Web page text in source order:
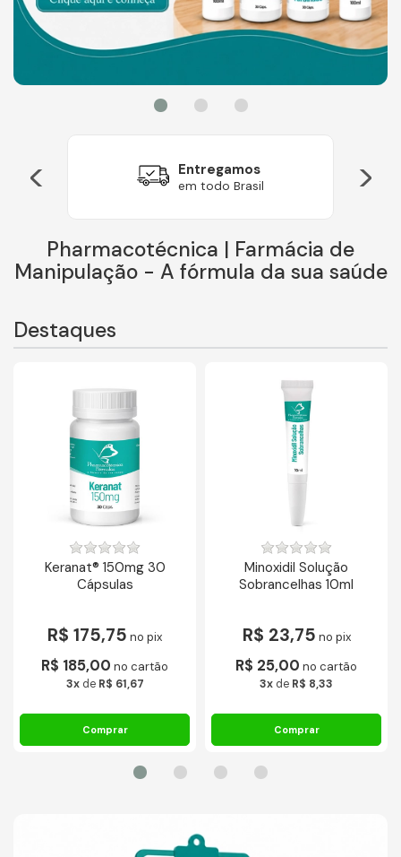
Entregamos
em todo Brasil
< >
Pharmacotécnica | Farmácia de
Manipulação - A fórmula da sua saúde
Destaques
Keranat® 150mg 30
Cápsulas
R$ 175,75 no pix
R$ 185,00 no cartão
3xde R$ 61,67
Minoxidil Solução
Sobrancelhas 10ml
R$ 23,75 no pix
R$ 25,00 no cartão
3x de R$ 8,33